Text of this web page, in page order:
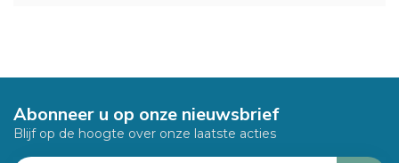
Abonneer u op onze nieuwsbrief
Blijf op de hoogte over onze laatste acties